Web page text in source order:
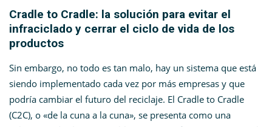
Cradle to Cradle: la solución para evitar el
infraciclado y cerrar el ciclo de vida de los
productos
Sin embargo, no todo es tan malo, hay un sistema que está
siendo implementado cada vez por más empresas y que
podría cambiar el futuro del reciclaje. El Cradle to Cradle
(C2C), o «de la cuna a la cuna», se presenta como una